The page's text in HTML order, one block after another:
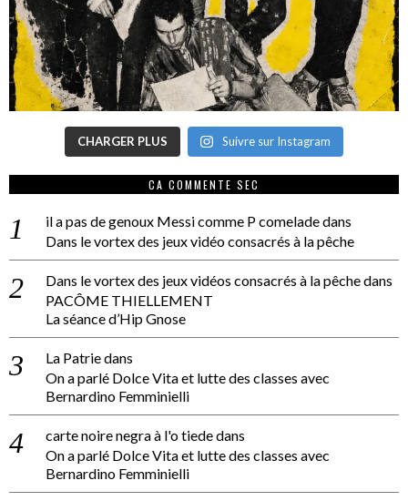
CHARGER PLUS Suivre sur Instagram
CA COMMENTE SEC
il a pas de genoux Messi comme P comeladedans
Dans le vortex des jeux vidéo consacrés à la pêche
Dans le vortex des jeux vidéos consacrés à la pêchedans
PACÔME THIELLEMENT
La séance d’Hip Gnose
La Patriedans
On a parlé Dolce Vita et lutte des classes avec
Bernardino Femminielli
carte noire negra à l'o tiededans
On a parlé Dolce Vita et lutte des classes avec
Bernardino Femminielli